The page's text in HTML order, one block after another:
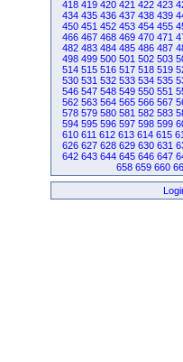
418 419 420 421 422 423
434 435 436 437 438 439
450 451 452 453 454 455
466 467 468 469 470 471
482 483 484 485 486 487
498 499 500 501 502 503
514 515 516 517 518 519
530 531 532 533 534 535
546 547 548 549 550 551
562 563 564 565 566 567
578 579 580 581 582 583
594 595 596 597 598 599
610 611 612 613 614 615
626 627 628 629 630 631
642 643 644 645 646 647
658 659 660